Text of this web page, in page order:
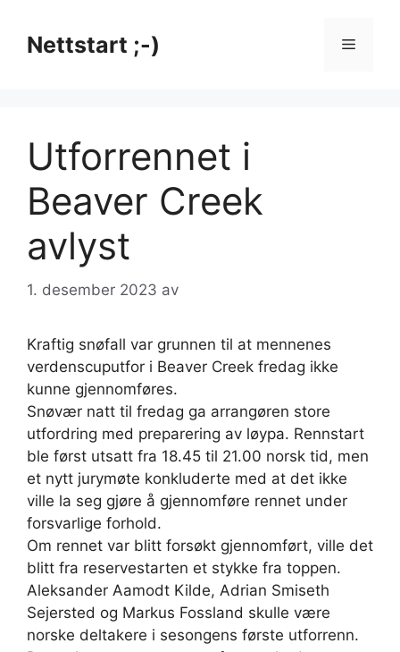
innholdNettstart ;-) Meny
Utforrennet i
Beaver Creek
avlyst
1. desember 2023 av
Kraftig snøfall var grunnen til at mennenes
verdenscuputfor i Beaver Creek fredag ikke
kunne gjennomføres.
Snøvær natt til fredag ga arrangøren store
utfordring med preparering av løypa. Rennstart
ble først utsatt fra 18.45 til 21.00 norsk tid, men
et nytt jurymøte konkluderte med at det ikke
ville la seg gjøre å gjennomføre rennet under
forsvarlige forhold.
Om rennet var blitt forsøkt gjennomført, ville det
blitt fra reservestarten et stykke fra toppen.
Aleksander Aamodt Kilde, Adrian Smiseth
Sejersted og Markus Fossland skulle være
norske deltakere i sesongens første utforrenn.